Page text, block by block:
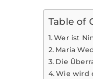
Table of
Wer ist
Maria
Die
Wie wird